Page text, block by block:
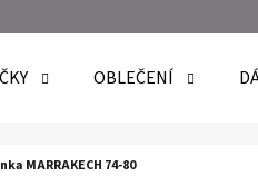
OBLEČENÍ
MARRAKECH 74-80